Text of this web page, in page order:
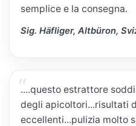
semplice e la consegna.
Sig. Häfliger, Altbüron,
....questo estrattore
degli apicoltori...risultati
eccellenti...pulizia molto